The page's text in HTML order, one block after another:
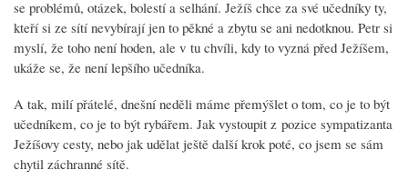
se problémů, otázek, bolestí a selhání. Ježíš chce za své učedníky ty,
kteří si ze sítí nevybírají jen to pěkné a zbytu se ani nedotknou. Petr si
myslí, že toho není hoden, ale v tu chvíli, kdy to vyzná před Ježíšem,
ukáže se, že není lepšího učedníka.
A tak, milí přátelé, dnešní neděli máme přemýšlet o tom, co je to být
učedníkem, co je to být rybářem. Jak vystoupit z pozice sympatizanta
Ježíšovy cesty, nebo jak udělat ještě další krok poté, co jsem se sám
chytil záchranné sítě.